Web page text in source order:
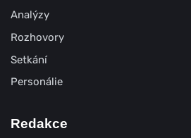
Analýzy
Rozhovory
Setkání
Personálie
Redakce